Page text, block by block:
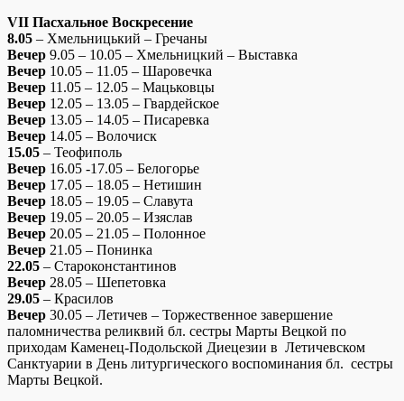
VII Пасхальное Воскресение
8.05 – Хмельницький – Гречаны
Вечер 9.05 – 10.05 – Хмельницкий – Выставка
Вечер 10.05 – 11.05 – Шаровечка
Вечер 11.05 – 12.05 – Мацьковцы
Вечер 12.05 – 13.05 – Гвардейское
Вечер 13.05 – 14.05 – Писаревка
Вечер 14.05 – Волочиск
15.05 – Теофиполь
Вечер 16.05 -17.05 – Белогорье
Вечер 17.05 – 18.05 – Нетишин
Вечер 18.05 – 19.05 – Славута
Вечер 19.05 – 20.05 – Изяслав
Вечер 20.05 – 21.05 – Полонное
Вечер 21.05 – Понинка
22.05 – Староконстантинов
Вечер 28.05 – Шепетовка
29.05 – Красилов
Вечер 30.05 – Летичев – Торжественное завершение
паломничества реликвий бл. сестры Марты Вецкой по
приходам Каменец-Подольской Диецезии в Летичевском
Санктуарии в День литургического воспоминания бл. сестры
Марты Вецкой.